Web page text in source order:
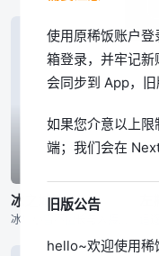
冰之城墙
使用原稀饭账户
箱登录，并牢记
会同步到 App，旧
如果您介意以上
端；我们会在
旧版公告
hello~欢迎使用稀